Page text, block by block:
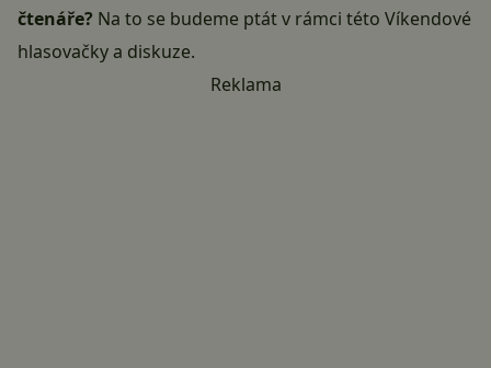
čtenáře? Na to se budeme ptát v rámci této Víkendové
hlasovačky a diskuze.
Reklama